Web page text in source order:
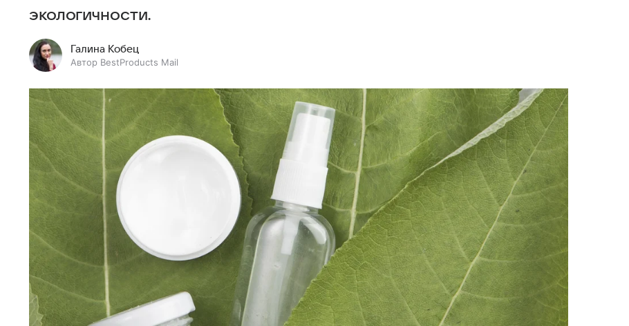
экологичности.
Галина Кобец
Автор BestProducts Mail